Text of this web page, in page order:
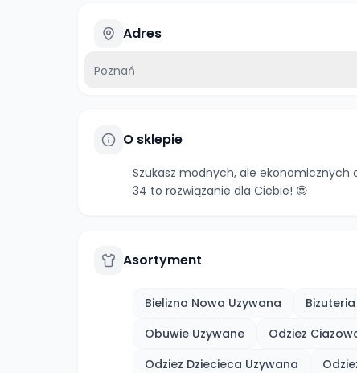
Adres
Poznań
O sklepie
Szukasz modnych, ale ekonomicznych
34 to rozwiązanie dla Ciebie! 😍
Asortyment
Bielizna Nowa Uzywana
Obuwie Uzywane
Odziez
Odziez Dziecieca Uzywana